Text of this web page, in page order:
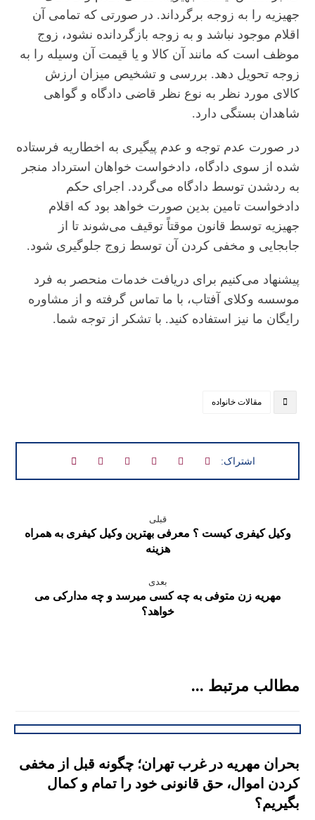
جهیزیه را به زوجه برگرداند. در صورتی که تمامی آن
اقلام موجود نباشد و به زوجه بازگردانده نشود، زوج
موظف است که مانند آن کالا و یا قیمت آن وسیله را به
زوجه تحویل دهد. بررسی و تشخیص میزان ارزش
کالای مورد نظر به نوع نظر قاضی دادگاه و گواهی
شاهدان بستگی دارد.
در صورت عدم توجه و عدم پیگیری به اخطاریه فرستاده
شده از سوی دادگاه، دادخواست خواهان استرداد منجر
به ردشدن توسط دادگاه می‌گردد. اجرای حکم
دادخواست تامین بدین صورت خواهد بود که اقلام
جهیزیه توسط قانون موقتاً توقیف می‌شوند تا از
جابجایی و مخفی کردن آن توسط زوج جلوگیری شود.
پیشنهاد می‌کنیم برای دریافت خدمات منحصر به فرد
موسسه وکلای آفتاب، با ما تماس گرفته و از مشاوره
رایگان ما نیز استفاده کنید. با تشکر از توجه شما.
مقالات خانواده
قبلی
وکیل کیفری کیست ؟ معرفی بهترین وکیل کیفری به همراه
هزینه
بعدی
مهریه زن متوفی به چه کسی میرسد و چه مدارکی می
خواهد؟
مطالب مرتبط ...
بحران مهریه در غرب تهران؛ چگونه قبل از مخفی
کردن اموال، حق قانونی خود را تمام و کمال
بگیریم؟